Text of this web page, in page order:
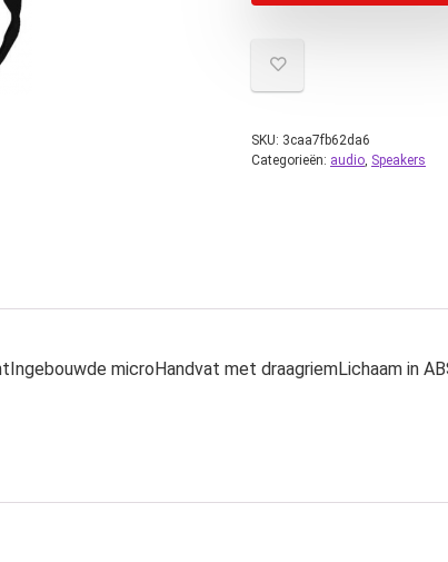
SKU: 3caa7fb62da6
Categorieën: audio, Speakers
microHandvat met draagriemLichaam in